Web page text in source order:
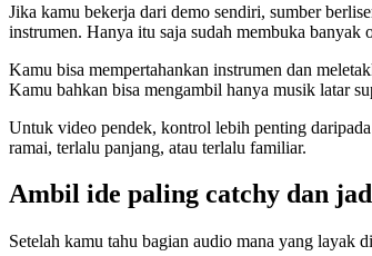
Jika kamu bekerja dari demo sendiri, sumber
instrumen. Hanya itu saja sudah membuka
Kamu bisa mempertahankan instrumen dan
Kamu bahkan bisa mengambil hanya musik latar
Untuk video pendek, kontrol lebih penting
ramai, terlalu panjang, atau terlalu familiar.
Ambil ide paling catchy dan
Setelah kamu tahu bagian audio mana yang layak